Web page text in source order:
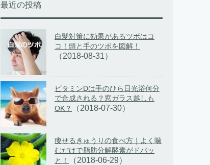
最近の投稿
白髪対策に効果があるツボはコ
コ！頭と手のツボを図解！
（2018-08-31）
ビタミンDは手のひら日光浴何分
で合成される？窓ガラス越しも
OK？
（2018-07-30）
痩せるきゅうりの食べ方｜よく噛
むだけで脂肪分解酵素がドバッ
と！
（2018-06-29）